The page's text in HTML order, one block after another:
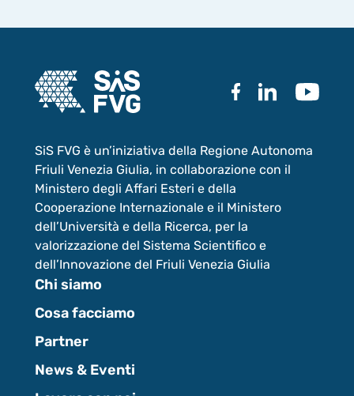
SiS FVG è un’iniziativa della Regione Autonoma
Friuli Venezia Giulia, in collaborazione con il
Ministero degli Affari Esteri e della
Cooperazione Internazionale e il Ministero
dell’Università e della Ricerca, per la
valorizzazione del Sistema Scientifico e
dell’Innovazione del Friuli Venezia Giulia
Chi siamo
Cosa facciamo
Partner
News & Eventi